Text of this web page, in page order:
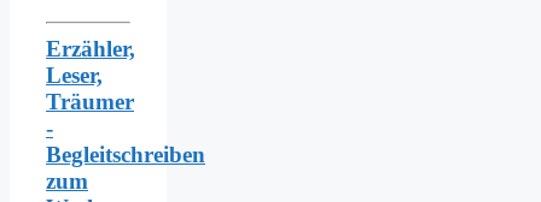
Erzähler,
Leser,
Träumer
-
Begleitschreiben
zum